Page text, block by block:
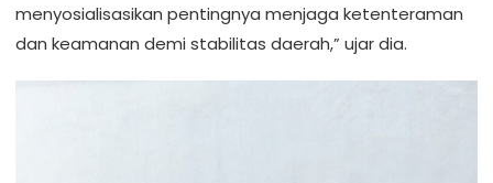
menyosialisasikan pentingnya menjaga ketenteraman
dan keamanan demi stabilitas daerah,” ujar dia.